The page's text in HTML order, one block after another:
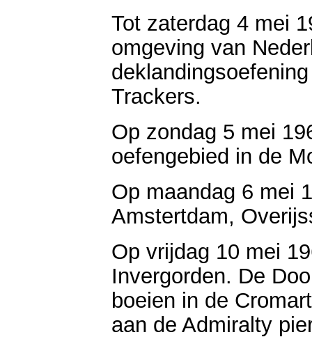
Tot zaterdag 4 mei
omgeving van
Trackers.
Op zondag 5 mei
oefengebied in de
Op maandag 6 mei
Amstertdam,
Op vrijdag 10 mei
Invergorden. De
boeien in de
aan de Admiralty